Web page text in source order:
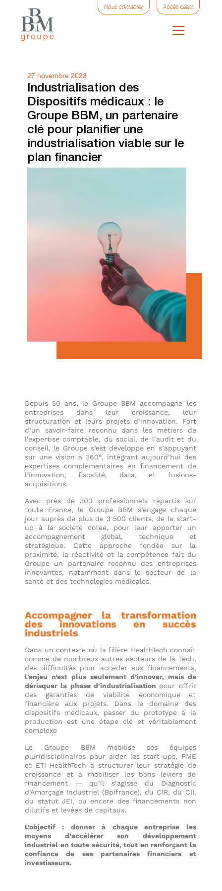
Nous contacter Accès client
27 novembre 2023
Industrialisation des
Dispositifs médicaux : le
Groupe BBM, un partenaire
clé pour planifier une
industrialisation viable sur le
plan financier
Depuis 50 ans, le Groupe BBM accompagne les
entreprises dans leur croissance, leur
structuration et leurs projets d’innovation. Fort
d’un savoir-faire reconnu dans les métiers de
l’expertise comptable, du social, de l’audit et du
conseil, le Groupe s’est développé en s’appuyant
sur une vision à 360°, intégrant aujourd’hui des
expertises complémentaires en financement de
l’innovation, fiscalité, data, et fusions-
acquisitions.
Avec près de 300 professionnels répartis sur
toute France, le Groupe BBM s’engage chaque
jour auprès de plus de 3 500 clients, de la start-
up à la société cotée, pour leur apporter un
accompagnement global, technique et
stratégique. Cette approche fondée sur la
proximité, la réactivité et la compétence fait du
Groupe un partenaire reconnu des entreprises
innovantes, notamment dans le secteur de la
santé et des technologies médicales.
Accompagner la transformation
des innovations en succès
industriels
Dans un contexte où la filière HealthTech connaît
comme de nombreux autres secteurs de la Tech,
des difficultés pour accéder aux financements,
l’enjeu n’est plus seulement d’innover, mais de
dérisquer la phase d’industrialisation pour offrir
des garanties de viabilité économique et
financière aux projets. Dans le domaine des
dispositifs médicaux, passer du prototype à la
production est une étape clé et véritablement
complexe
Le Groupe BBM mobilise ses équipes
pluridisciplinaires pour aider les start-ups, PME
et ETI HealthTech à structurer leur stratégie de
croissance et à mobiliser les bons leviers de
financement — qu’il s’agisse du Diagnostic
d’Amorçage Industriel (Bpifrance), du CIR, du CII,
du statut JEI, ou encore des financements non
dilutifs et levées de capitaux.
L’objectif : donner à chaque entreprise les
moyens d’accélérer son développement
industriel en toute sécurité, tout en renforçant la
confiance de ses partenaires financiers et
investisseurs.